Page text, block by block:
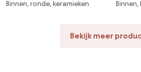
H42cm, Florian
Binnen, ronde, keramieken
Bekijk meer